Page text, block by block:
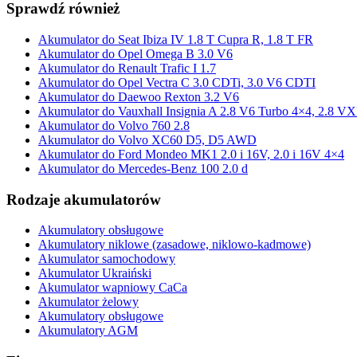
Sprawdź również
Akumulator do Seat Ibiza IV 1.8 T Cupra R, 1.8 T FR
Akumulator do Opel Omega B 3.0 V6
Akumulator do Renault Trafic I 1.7
Akumulator do Opel Vectra C 3.0 CDTi, 3.0 V6 CDTI
Akumulator do Daewoo Rexton 3.2 V6
Akumulator do Vauxhall Insignia A 2.8 V6 Turbo 4×4, 2.8
Akumulator do Volvo 760 2.8
Akumulator do Volvo XC60 D5, D5 AWD
Akumulator do Ford Mondeo MK1 2.0 i 16V, 2.0 i 16V 4×4
Akumulator do Mercedes-Benz 100 2.0 d
Rodzaje akumulatorów
Akumulatory obsługowe
Akumulatory niklowe (zasadowe, niklowo-kadmowe)
Akumulator samochodowy
Akumulator Ukraiński
Akumulator wapniowy CaCa
Akumulator żelowy
Akumulatory obsługowe
Akumulatory AGM